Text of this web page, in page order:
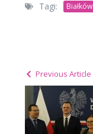
Tagi: Białków
Previous Article